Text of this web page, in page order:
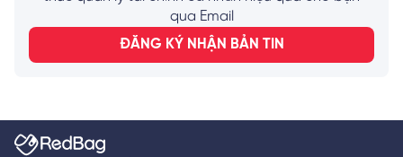
Gen Z. Trong bài viết này, chúng ta
sẽ cùng khám phá tính đa nhiệm của
Gen Z trong công việc.
qua Email
ĐĂNG KÝ NHẬN BẢN TIN